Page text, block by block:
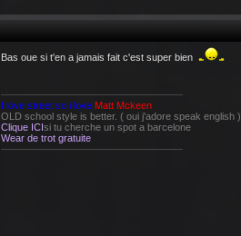
Bas oue si t'en a jamais fait c'est super bien
I love street so i love Matt Mckeen
OLD school style is better. ( oui j'adore speak english )
Clique ICIsi tu cherche un spot a barcelone
Wear de trot gratuite